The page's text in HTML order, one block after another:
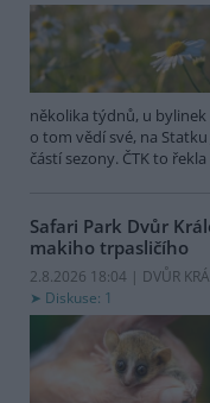
několika týdnů, u bylinek
o tom vědí své, na
částí sezony. ČTK to
Safari Park Dvůr
makiho trpasličího
2.8.2026 18:04 | DVŮR
Diskuse: 1